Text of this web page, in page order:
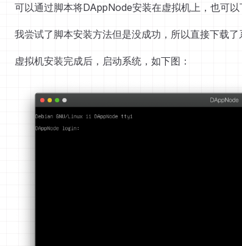
可以通过脚本将DAppNode安装在虚拟机上，也可
我尝试了脚本安装方法但是没成功，所以直接下载了
虚拟机安装完成后，启动系统，如下图：